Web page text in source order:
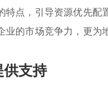
特点，引导资源优先配
业的市场竞争力，更为
支持